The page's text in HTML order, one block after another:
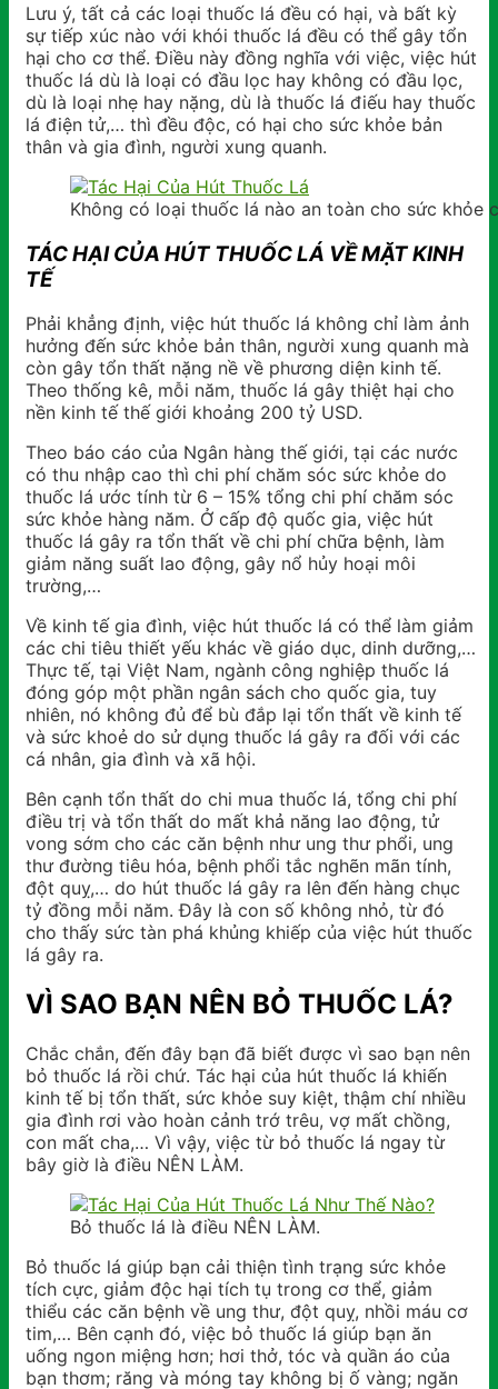
Lưu ý, tất cả các loại thuốc lá đều có hại, và bất kỳ
sự tiếp xúc nào với khói thuốc lá đều có thể gây tổn
hại cho cơ thể. Điều này đồng nghĩa với việc, việc hút
thuốc lá dù là loại có đầu lọc hay không có đầu lọc,
dù là loại nhẹ hay nặng, dù là thuốc lá điếu hay thuốc
lá điện tử,… thì đều độc, có hại cho sức khỏe bản
thân và gia đình, người xung quanh.
Không có loại thuốc lá nào an toàn cho sức khỏe
TÁC HẠI CỦA HÚT THUỐC LÁ VỀ MẶT KINH
TẾ
Phải khẳng định, việc hút thuốc lá không chỉ làm ảnh
hưởng đến sức khỏe bản thân, người xung quanh mà
còn gây tổn thất nặng nề về phương diện kinh tế.
Theo thống kê, mỗi năm, thuốc lá gây thiệt hại cho
nền kinh tế thế giới khoảng 200 tỷ USD.
Theo báo cáo của Ngân hàng thế giới, tại các nước
có thu nhập cao thì chi phí chăm sóc sức khỏe do
thuốc lá ước tính từ 6 – 15% tổng chi phí chăm sóc
sức khỏe hàng năm. Ở cấp độ quốc gia, việc hút
thuốc lá gây ra tổn thất về chi phí chữa bệnh, làm
giảm năng suất lao động, gây nổ hủy hoại môi
trường,…
Về kinh tế gia đình, việc hút thuốc lá có thể làm giảm
các chi tiêu thiết yếu khác về giáo dục, dinh dưỡng,…
Thực tế, tại Việt Nam, ngành công nghiệp thuốc lá
đóng góp một phần ngân sách cho quốc gia, tuy
nhiên, nó không đủ để bù đắp lại tổn thất về kinh tế
và sức khoẻ do sử dụng thuốc lá gây ra đối với các
cá nhân, gia đình và xã hội.
Bên cạnh tổn thất do chi mua thuốc lá, tổng chi phí
điều trị và tổn thất do mất khả năng lao động, tử
vong sớm cho các căn bệnh như ung thư phổi, ung
thư đường tiêu hóa, bệnh phổi tắc nghẽn mãn tính,
đột quỵ,… do hút thuốc lá gây ra lên đến hàng chục
tỷ đồng mỗi năm. Đây là con số không nhỏ, từ đó
cho thấy sức tàn phá khủng khiếp của việc hút thuốc
lá gây ra.
VÌ SAO BẠN NÊN BỎ THUỐC LÁ?
Chắc chắn, đến đây bạn đã biết được vì sao bạn nên
bỏ thuốc lá rồi chứ. Tác hại của hút thuốc lá khiến
kinh tế bị tổn thất, sức khỏe suy kiệt, thậm chí nhiều
gia đình rơi vào hoàn cảnh trớ trêu, vợ mất chồng,
con mất cha,… Vì vậy, việc từ bỏ thuốc lá ngay từ
bây giờ là điều NÊN LÀM.
Bỏ thuốc lá là điều NÊN LÀM.
Bỏ thuốc lá giúp bạn cải thiện tình trạng sức khỏe
tích cực, giảm độc hại tích tụ trong cơ thể, giảm
thiểu các căn bệnh về ung thư, đột quỵ, nhồi máu cơ
tim,… Bên cạnh đó, việc bỏ thuốc lá giúp bạn ăn
uống ngon miệng hơn; hơi thở, tóc và quần áo của
bạn thơm; răng và móng tay không bị ố vàng; ngăn